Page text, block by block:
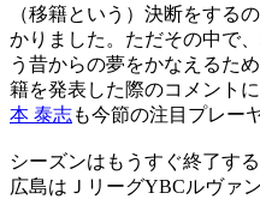
（移籍という）決断をする
かりました。ただその中で
う昔からの夢をかなえるた
籍を発表した際のコメント
本 泰志も今節の注目プレー
シーズンはもうすぐ終了す
広島はＪリーグYBCルヴァ